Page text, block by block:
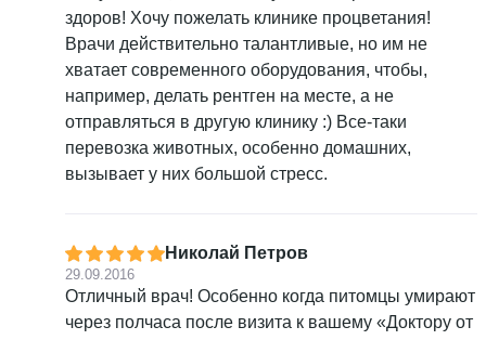
здоров! Хочу пожелать клинике процветания!
Врачи действительно талантливые, но им не
хватает современного оборудования, чтобы,
например, делать рентген на месте, а не
отправляться в другую клинику :) Все-таки
перевозка животных, особенно домашних,
вызывает у них большой стресс.
Николай Петров
29.09.2016
Отличный врач! Особенно когда питомцы умирают
через полчаса после визита к вашему «Доктору от